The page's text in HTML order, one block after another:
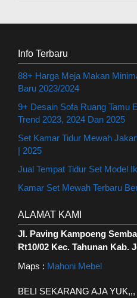
Info Terbaru
88+ Harga Meja Makan
Baru 2023/2024
9+ Desain Sofa Ruang Tamu
Trend 2023, 2024 Dan 2025
Set Kamar Tidur Mewah
| 2025
Jual Tempat Tidur Set Model
Kamar Set Mewah Terbaru
ALAMAT KAMI
Jl. Paving Kampoeng
Rt10/02 Kec. Tahunan Kab.
Maps : Mahoni Mebel
BELI SEKARANG AJA